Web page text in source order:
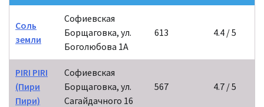
Соль
земли
Софиевская
Борщаговка, ул.
Боголюбова 1А
613 4.4 / 5
PIRI PIRI
(Пири
Пири)
Софиевская
Борщаговка, ул.
Сагайдачного 16
567 4.7 / 5